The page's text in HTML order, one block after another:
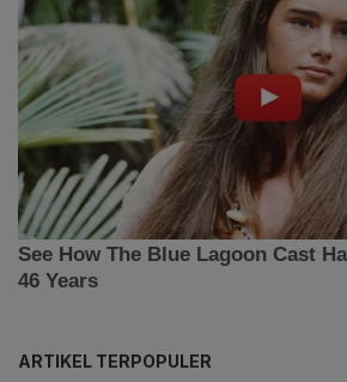
ARTIKEL TERPOPULER